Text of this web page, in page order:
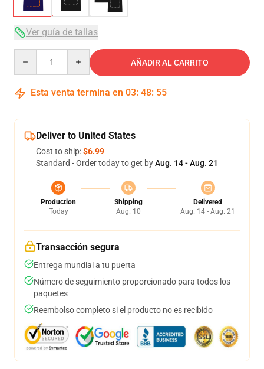
Ver guía de tallas
AÑADIR AL CARRITO
Esta venta termina en 03: 48: 54
Deliver to United States
Cost to ship:$6.99
Standard - Order today to get byAug. 14 - Aug. 21
Production
Today
Shipping
Aug. 10
Delivered
Aug. 14 - Aug. 21
Transacción segura
Entrega mundial a tu puerta
Número de seguimiento proporcionado para todos los
paquetes
Reembolso completo si el producto no es recibido